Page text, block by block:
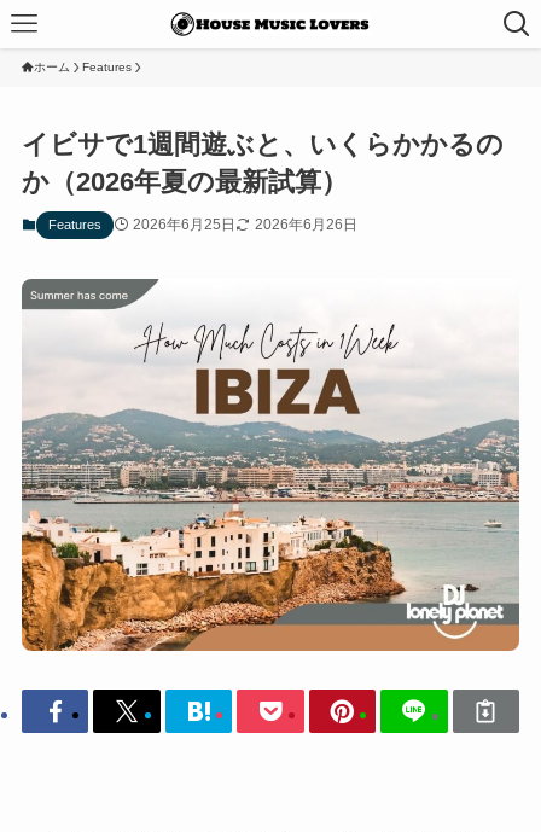
ホーム Features
イビサで1週間遊ぶと、いくらかかるの
か（2026年夏の最新試算）
Features 2026年6月25日 2026年6月26日